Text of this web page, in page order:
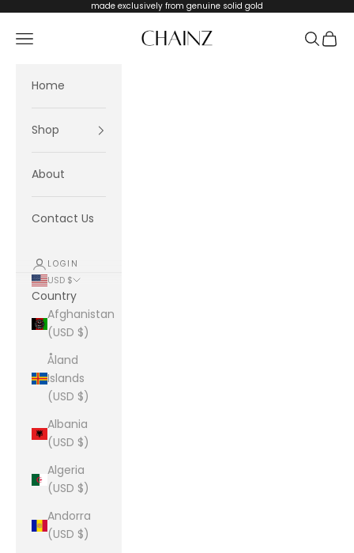
made exclusively from genuine solid gold
CHAINZ
Navigation menu Search
Cart
Home
Shop
About
Contact Us
LOGIN
USD $
Country
Afghanistan
(USD $)
Åland
Islands
(USD $)
Albania
(USD $)
Algeria
(USD $)
Andorra
(USD $)